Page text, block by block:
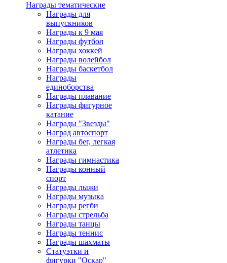
Награды тематические
Награды для
выпускников
Награды к 9 мая
Награды футбол
Награды хоккей
Награды волейбол
Награды баскетбол
Награды
единоборства
Награды плавание
Награды фигурное
катание
Награды "Звезды"
Наград автоспорт
Награды бег, легкая
атлетика
Награды гимнастика
Награды конный
спорт
Награды лыжи
Награды музыка
Награды регби
Награды стрельба
Награды танцы
Награды теннис
Награды шахматы
Статуэтки и
фигурки "Оскар"